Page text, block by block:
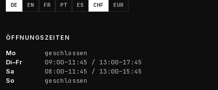
DE EN FR PT ES CHF EUR
ÖFFNUNGSZEITEN
Mo geschlossen
Di–Fr 09:00–11:45 / 13:00–17:45
Sa 08:00–11:45 / 13:00–15:45
So geschlossen